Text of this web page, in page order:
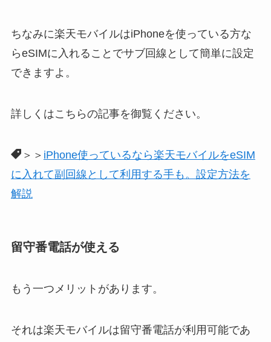
ちなみに楽天モバイルはiPhoneを使っている方な
らeSIMに入れることでサブ回線として簡単に設定
できますよ。
詳しくはこちらの記事を御覧ください。
＞＞ iPhone使っているなら楽天モバイルをeSIM
に入れて副回線として利用する手も。設定方法を
解説
留守番電話が使える
もう一つメリットがあります。
それは楽天モバイルは留守番電話が利用可能であ